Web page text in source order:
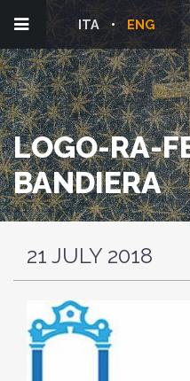
ENG
ITA
LOGO-RA-
BANDIERA
21 JULY 2018